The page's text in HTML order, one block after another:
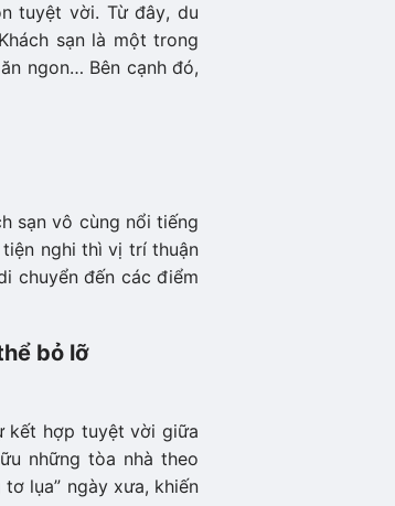
tuyệt vời. Từ đây, du
sạn là một trong
ngon… Bên cạnh đó,
sạn vô cùng nổi tiếng
nghi thì vị trí thuận
chuyển đến các điểm
bỏ lỡ
kết hợp tuyệt vời giữa
những tòa nhà theo
lụa” ngày xưa, khiến